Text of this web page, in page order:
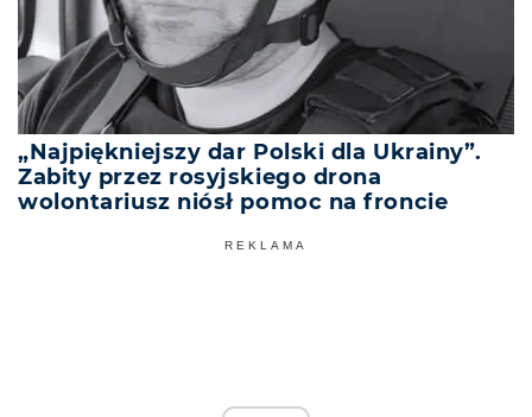
„Najpiękniejszy dar Polski dla Ukrainy”.
Zabity przez rosyjskiego drona
wolontariusz niósł pomoc na froncie
REKLAMA